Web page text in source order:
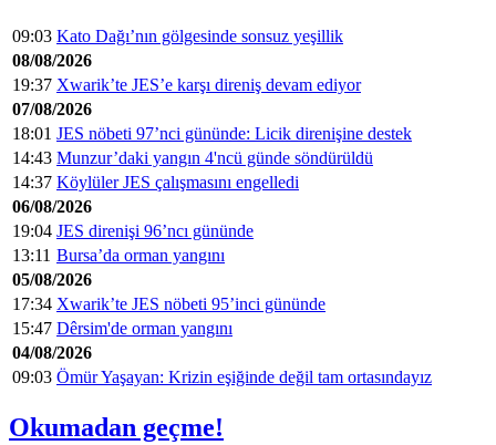
09:03 Kato Dağı’nın gölgesinde sonsuz yeşillik
08/08/2026
19:37 Xwarik’te JES’e karşı direniş devam ediyor
07/08/2026
18:01 JES nöbeti 97’nci gününde: Licik direnişine destek
14:43 Munzur’daki yangın 4'ncü günde söndürüldü
14:37 Köylüler JES çalışmasını engelledi
06/08/2026
19:04 JES direnişi 96’ncı gününde
13:11 Bursa’da orman yangını
05/08/2026
17:34 Xwarik’te JES nöbeti 95’inci gününde
15:47 Dêrsim'de orman yangını
04/08/2026
09:03 Ömür Yaşayan: Krizin eşiğinde değil tam ortasındayız
Okumadan geçme!